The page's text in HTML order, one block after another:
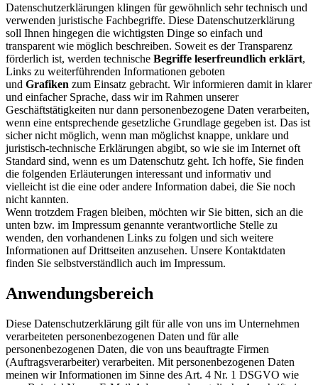
Datenschutzerklärungen klingen für gewöhnlich sehr technisch und
verwenden juristische Fachbegriffe. Diese Datenschutzerklärung
soll Ihnen hingegen die wichtigsten Dinge so einfach und
transparent wie möglich beschreiben. Soweit es der Transparenz
förderlich ist, werden technische Begriffe leserfreundlich erklärt,
Links zu weiterführenden Informationen geboten
und Grafiken zum Einsatz gebracht. Wir informieren damit in klarer
und einfacher Sprache, dass wir im Rahmen unserer
Geschäftstätigkeiten nur dann personenbezogene Daten verarbeiten,
wenn eine entsprechende gesetzliche Grundlage gegeben ist. Das ist
sicher nicht möglich, wenn man möglichst knappe, unklare und
juristisch-technische Erklärungen abgibt, so wie sie im Internet oft
Standard sind, wenn es um Datenschutz geht. Ich hoffe, Sie finden
die folgenden Erläuterungen interessant und informativ und
vielleicht ist die eine oder andere Information dabei, die Sie noch
nicht kannten.
Wenn trotzdem Fragen bleiben, möchten wir Sie bitten, sich an die
unten bzw. im Impressum genannte verantwortliche Stelle zu
wenden, den vorhandenen Links zu folgen und sich weitere
Informationen auf Drittseiten anzusehen. Unsere Kontaktdaten
finden Sie selbstverständlich auch im Impressum.
Anwendungsbereich
Diese Datenschutzerklärung gilt für alle von uns im Unternehmen
verarbeiteten personenbezogenen Daten und für alle
personenbezogenen Daten, die von uns beauftragte Firmen
(Auftragsverarbeiter) verarbeiten. Mit personenbezogenen Daten
meinen wir Informationen im Sinne des Art. 4 Nr. 1 DSGVO wie